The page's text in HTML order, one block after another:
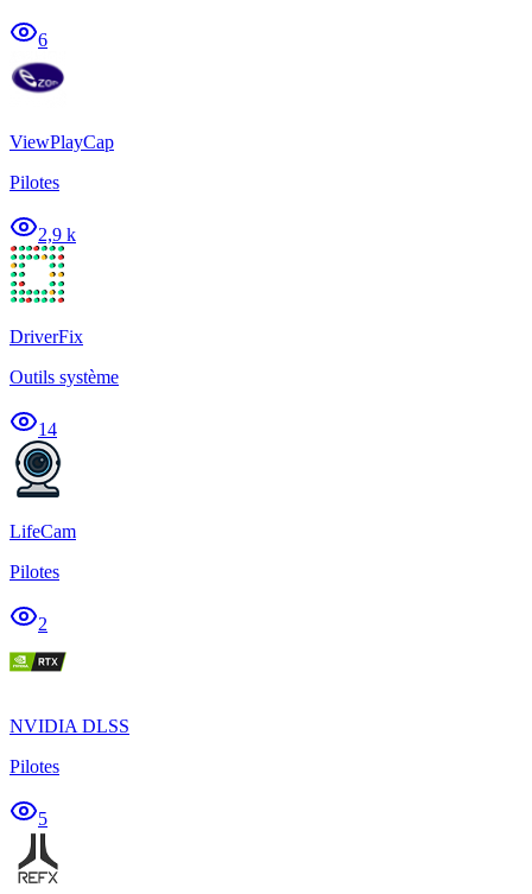
6
ViewPlayCap
Pilotes
2,9 k
DriverFix
Outils système
14
LifeCam
Pilotes
2
NVIDIA DLSS
Pilotes
5